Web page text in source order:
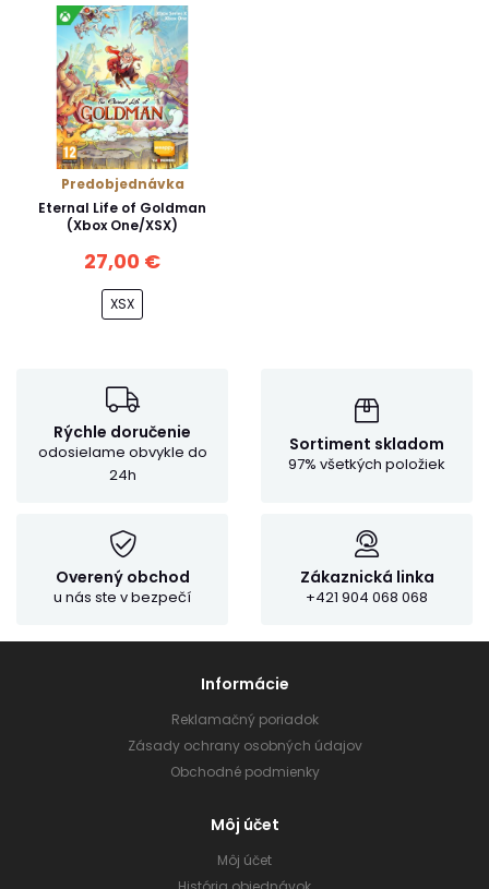
Predobjednávka
Eternal Life of Goldman
(Xbox One/XSX)
27,00 €
XSX
Rýchle doručenie
odosielame obvykle do
24h
Sortiment skladom
97% všetkých položiek
Overený obchod
u nás ste v bezpečí
Zákaznická linka
+421 904 068 068
Informácie
Reklamačný poriadok
Zásady ochrany osobných údajov
Obchodné podmienky
Môj účet
Môj účet